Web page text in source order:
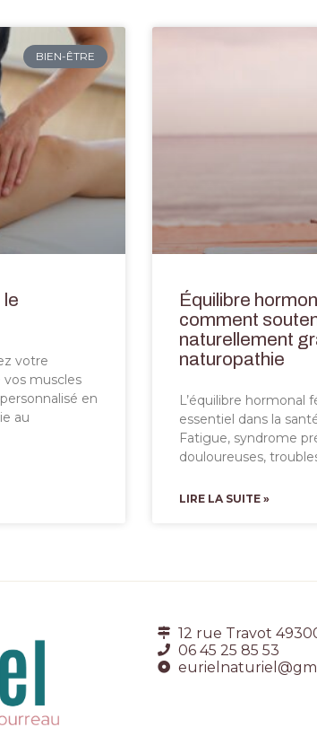
BIEN-ÊTRE
le
votre
muscles
en
au
Équilibre
comment
naturellement
naturopathie
L’équilibre hormonal
essentiel dans la
Fatigue, syndrome
douloureuses,
LIRE LA SUITE »
12 rue Travot
06 45 25 85 53